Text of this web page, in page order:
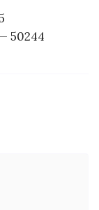
50244